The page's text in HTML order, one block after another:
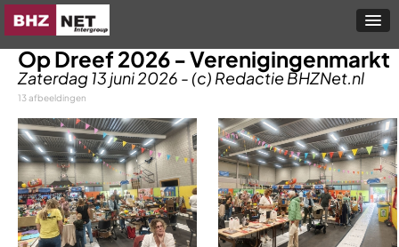
Op Dreef 2026 - Verenigingenmarkt
Zaterdag 13 juni 2026 - (c) Redactie BHZNet.nl
13 afbeeldingen